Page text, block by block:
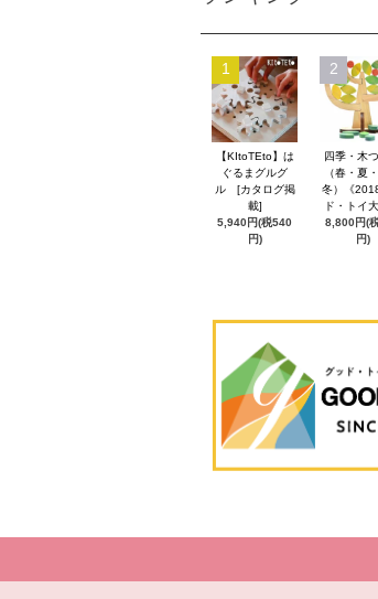
1
【KItoTEto】は
ぐるまグルグ
ル [カタログ掲
載]
5,940円(税540
円)
2
四季・木
（春・夏
冬）《
ド・トイ大
8,800円(
円)